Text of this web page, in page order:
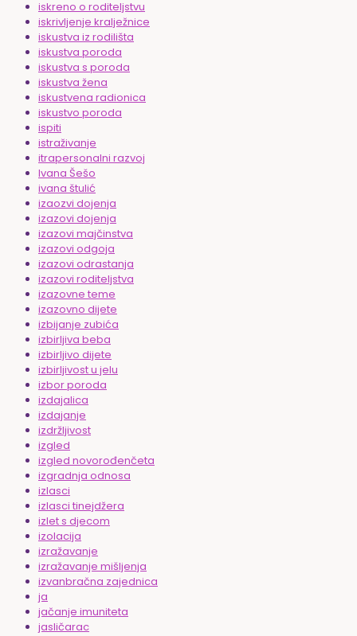
iskreno o roditeljstvu
iskrivljenje kralježnice
iskustva iz rodilišta
iskustva poroda
iskustva s poroda
iskustva žena
iskustvena radionica
iskustvo poroda
ispiti
istraživanje
itrapersonalni razvoj
Ivana Šešo
ivana štulić
izaozvi dojenja
izazovi dojenja
izazovi majčinstva
izazovi odgoja
izazovi odrastanja
izazovi roditeljstva
izazovne teme
izazovno dijete
izbijanje zubića
izbirljiva beba
izbirljivo dijete
izbirljivost u jelu
izbor poroda
izdajalica
izdajanje
izdržljivost
izgled
izgled novorođenčeta
izgradnja odnosa
izlasci
izlasci tinejdžera
izlet s djecom
izolacija
izražavanje
izražavanje mišljenja
izvanbračna zajednica
ja
jačanje imuniteta
jasličarac